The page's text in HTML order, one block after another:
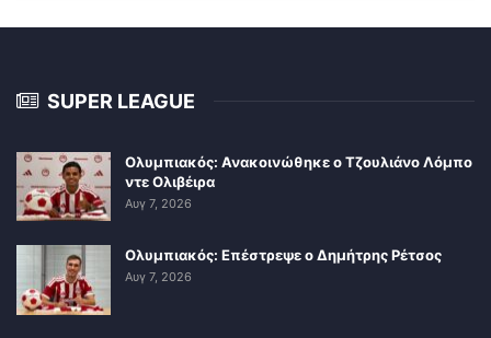
SUPER LEAGUE
Ολυμπιακός: Ανακοινώθηκε ο Τζουλιάνο Λόμπο
ντε Ολιβέιρα
Αυγ 7, 2026
Ολυμπιακός: Επέστρεψε ο Δημήτρης Ρέτσος
Αυγ 7, 2026